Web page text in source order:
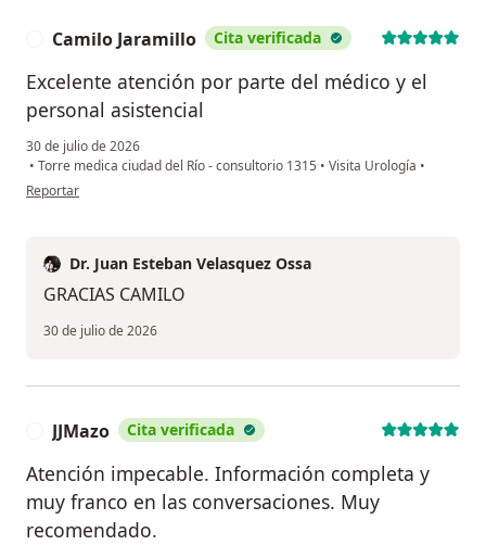
Camilo Jaramillo Cita verificada
Excelente atención por parte del médico y el
personal asistencial
30 de julio de 2026
• Torre medica ciudad del Río - consultorio 1315 • Visita Urología •
en opinión del usuario Camilo Jaramillo
Reportar
Dr. Juan Esteban Velasquez Ossa
GRACIAS CAMILO
30 de julio de 2026
JJMazo Cita verificada
Atención impecable. Información completa y
muy franco en las conversaciones. Muy
recomendado.